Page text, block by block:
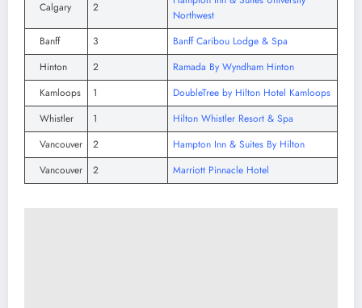
Calgary 2
Northwest
Banff
3
Banff Caribou Lodge & Spa
Hinton
2
Ramada By Wyndham Hinton
Kamloops
1
DoubleTree by Hilton Hotel Kamloops
Whistler
1
Hilton Whistler Resort & Spa
Vancouver
2
Hampton Inn & Suites By Hilton
Vancouver
2 Marriott Pinnacle Hotel